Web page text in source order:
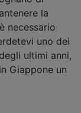
la
necessario
uno dei
ultimi anni,
Giappone un